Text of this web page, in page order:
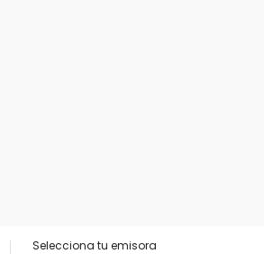
Selecciona tu emisora